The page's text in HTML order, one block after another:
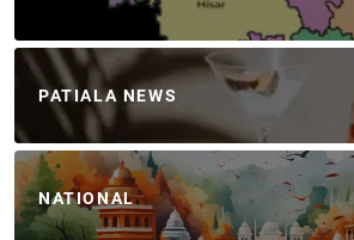
PATIALA NEWS
NATIONAL